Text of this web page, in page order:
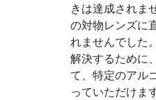
きは達成されま
の対物レンズに
れませんでした
解決するために
て、特定のアル
っていただけま